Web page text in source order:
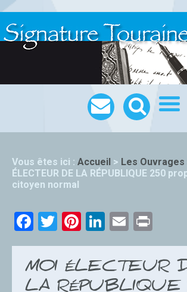
Vous êtes ici : Accueil > Les Ouvrages
ÉLECTEUR DE LA RÉPUBLIQUE 250
citoyen normal
Facebook
TwitterPinterest
LinkedIn
Email
MOI ÉLECTEUR